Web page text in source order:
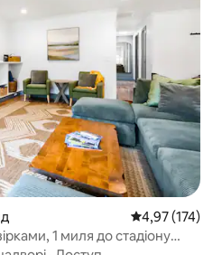
Середня
4,97 (174)
1 миля до стадіону